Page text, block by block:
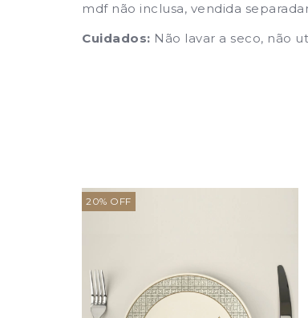
mdf não inclusa, vendida
Cuidados: Não lavar a seco, não
20% OFF